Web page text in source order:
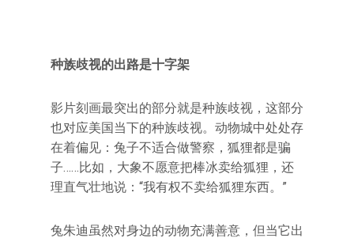
种族歧视的出路是十字架
影片刻画最突出的部分就是种族歧视，这部分
也对应美国当下的种族歧视。动物城中处处存
在着偏见：兔子不适合做警察，狐狸都是骗
子……比如，大象不愿意把棒冰卖给狐狸，还
理直气壮地说：“我有权不卖给狐狸东西。”
兔朱迪虽然对身边的动物充满善意，但当它出